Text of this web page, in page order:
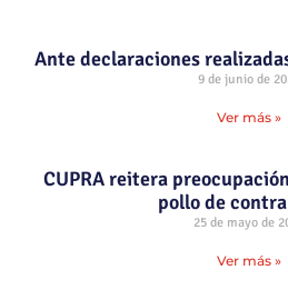
Ante declaraciones
9 de junio de
Ver más »
CUPRA reitera
pollo de
25 de mayo de
Ver más »